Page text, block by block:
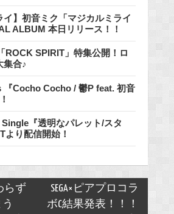
イ】初音ミク「マジカルミライ
ALBUM 本日リリース！！
ROCK SPIRIT」特集公開！ロ
集合♪
Cocho Cocho / 鬱P feat. 初音
『透明なパレット/スタ
より配信開始！
らず
SEGA×ピアプロコラ
ボC結果発表！！！